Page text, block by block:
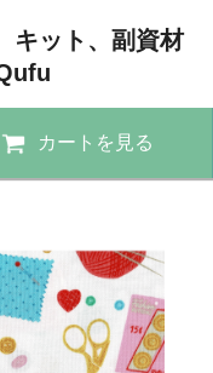
キット、副資材
カートを見る